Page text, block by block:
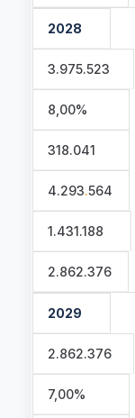
2028
3.975.523
8,00%
318.041
4.293.564
1.431.188
2.862.376
2029
2.862.376
7,00%